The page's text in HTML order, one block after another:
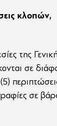
κλοπών,
της
σε
σε